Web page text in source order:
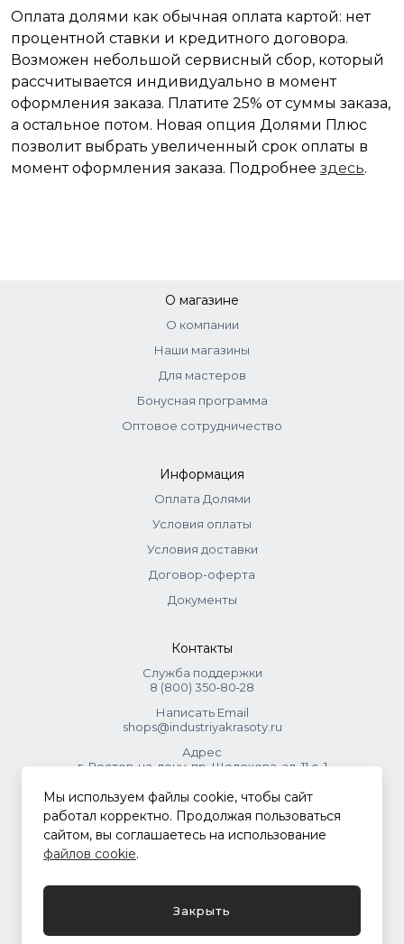
Оплата долями как обычная оплата картой: нет
процентной ставки и кредитного договора.
Возможен небольшой сервисный сбор, который
рассчитывается индивидуально в момент
оформления заказа. Платите 25% от суммы заказа,
а остальное потом. Новая опция Долями Плюс
позволит выбрать увеличенный срок оплаты в
момент оформления заказа. Подробнее здесь.
О магазине
О компании
Наши магазины
Для мастеров
Бонусная программа
Оптовое сотрудничество
Информация
Оплата Долями
Условия оплаты
Условия доставки
Договор-оферта
Документы
Контакты
Служба поддержки
8 (800) 350‑80‑28
Написать Email
shops@industriyakrasoty.ru
Адрес
г. Ростов-на-дону, пр. Шолохова, зд. 11 с. 1
© 2026 Индустрия красоты.
.
Мы используем файлы cookie, чтобы сайт
работал корректно. Продолжая пользоваться
сайтом, вы соглашаетесь на использование
файлов cookie.
Закрыть